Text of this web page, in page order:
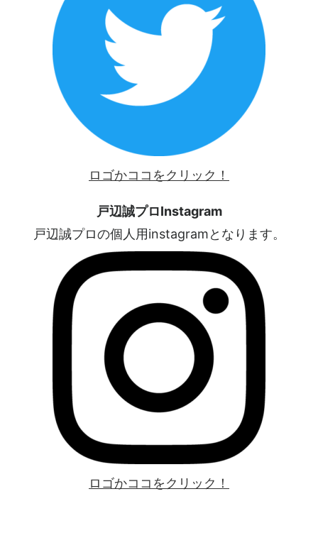
ロゴかココをクリック！
戸辺誠プロInstagram
戸辺誠プロの個人用instagramとなります。
ロゴかココをクリック！